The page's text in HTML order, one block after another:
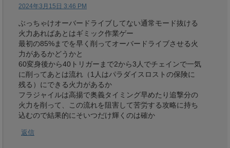
2024年3月15日 3:46 PM
ぶっちゃけオーバードライブしてない通常モード抜ける
火力あればあとはギミック作業ゲー
最初の85%までを早く削ってオーバードライブさせる火
力があるかどうかと
60変身後から40トリガーまで2から3人でチェインで一気
に削ってあとは流れ（1人はパラダイスロストの保険に
残る）にできる火力があるか
フラジャイルは高揚で奥義タイミング早めたり追撃分の
火力を削って、この流れを阻害して苦労する攻略に持ち
込むので結果的にそいつだけ輝くのは確か
返信